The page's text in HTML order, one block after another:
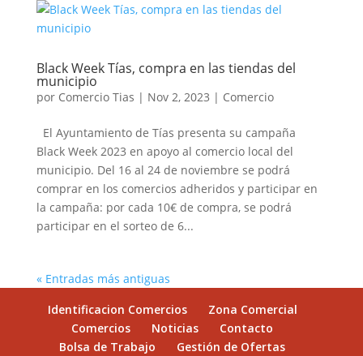
Black Week Tías, compra en las tiendas del
municipio
por Comercio Tias | Nov 2, 2023 | Comercio
El Ayuntamiento de Tías presenta su campaña
Black Week 2023 en apoyo al comercio local del
municipio. Del 16 al 24 de noviembre se podrá
comprar en los comercios adheridos y participar en
la campaña: por cada 10€ de compra, se podrá
participar en el sorteo de 6...
« Entradas más antiguas
Identificacion Comercios
Zona Comercial
Comercios
Noticias
Contacto
Bolsa de Trabajo
Gestión de Ofertas